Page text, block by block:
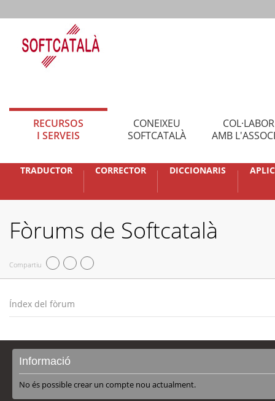
RECURSOS
I SERVEIS
CONEIXEU
SOFTCATALÀ
AMB
TRADUCTOR CORRECTOR DICCIONARIS
Fòrums de Softcatalà
Compartiu
Índex del fòrum
Informació
No és possible crear un compte nou actualment.